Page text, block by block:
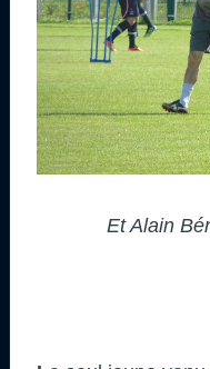
Et Alain